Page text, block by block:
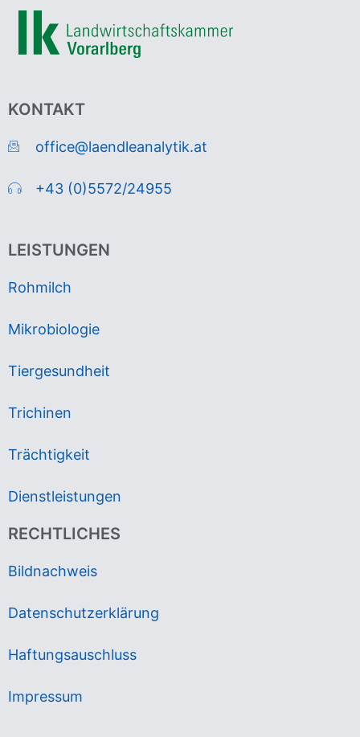
KONTAKT
office@laendleanalytik.at
+43 (0)5572/24955
LEISTUNGEN
Rohmilch
Mikrobiologie
Tiergesundheit
Trichinen
Trächtigkeit
Dienstleistungen
RECHTLICHES
Bildnachweis
Datenschutzerklärung
Haftungsauschluss
Impressum